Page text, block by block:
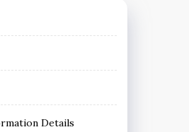
Details